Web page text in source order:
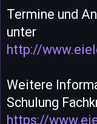
Termine und
unter
http://
Weitere
Schulung
https://